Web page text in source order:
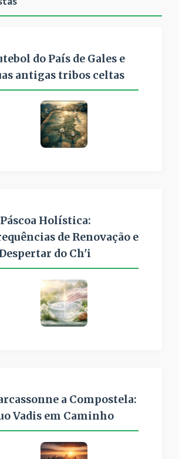
do País de Gales e
antigas tribos celtas
Holística:
de Renovação e
do Ch'i
a Compostela:
Vadis em Caminho